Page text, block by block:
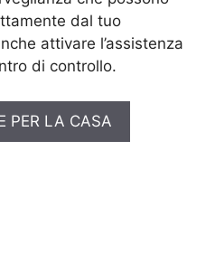
dal tuo
attivare l’assistenza
di controllo.
PER LA CASA